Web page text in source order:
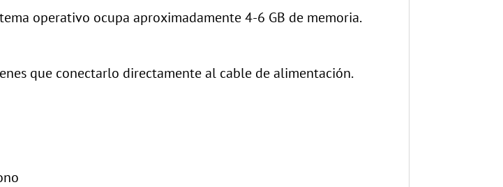
operativo ocupa aproximadamente 4-6 GB de memoria.
que conectarlo directamente al cable de alimentación.